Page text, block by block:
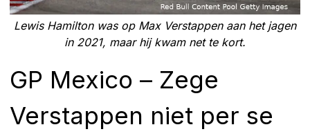
Lewis Hamilton was op Max Verstappen aan het jagen
in 2021, maar hij kwam net te kort.
GP Mexico – Zege
Verstappen niet per se